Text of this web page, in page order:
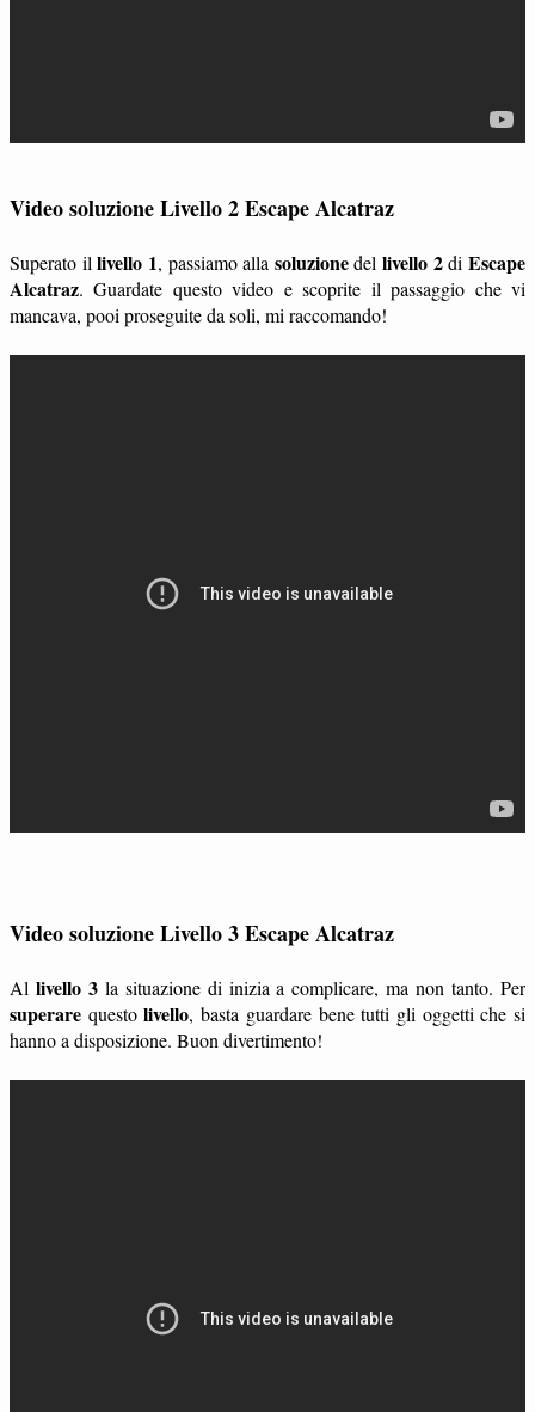
Video soluzione Livello 2 Escape Alcatraz
Superato illivello 1, passiamo alla soluzionedellivello 2diEscape
Alcatraz. Guardate questo video e scoprite il passaggio che vi
mancava, pooi proseguite da soli, mi raccomando!
Video soluzione Livello 3 Escape Alcatraz
Al livello 3la situazione di inizia a complicare, ma non tanto. Per
superare questolivello, basta guardare bene tutti gli oggetti che si
hanno a disposizione. Buon divertimento!